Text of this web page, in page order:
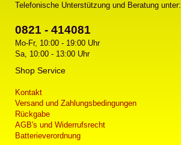
Telefonische Unterstützung und Beratung unter:
0821 - 414081
Mo-Fr, 10:00 - 19:00 Uhr
Sa, 10:00 - 13:00 Uhr
Shop Service
Kontakt
Versand und Zahlungsbedingungen
Rückgabe
AGB's und Widerrufsrecht
Batterieverordnung